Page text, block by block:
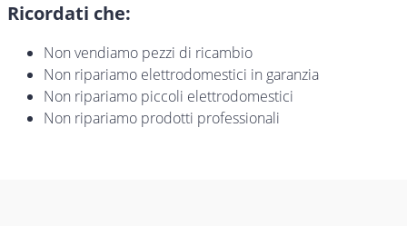
Ricordati che:
Non vendiamo pezzi di ricambio
Non ripariamo elettrodomestici in garanzia
Non ripariamo piccoli elettrodomestici
Non ripariamo prodotti professionali